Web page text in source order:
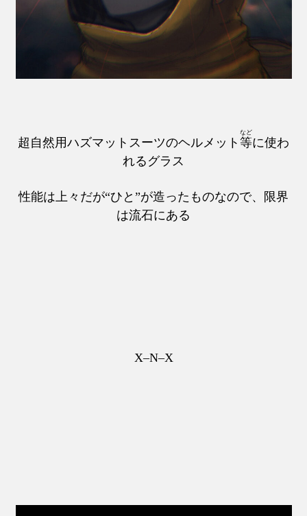
超自然用ハズマットスーツのヘルメット 等
など
に使わ
れるグラス
性能は上々だが“ひと”が造ったものなので、限界
は流石にある
X–N–X